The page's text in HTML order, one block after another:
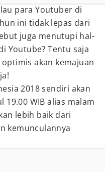
para Youtuber di
ini tidak lepas dari
juga menutupi hal-
Youtube? Tentu saja
akan kemajuan
2018 sendiri akan
WIB alias malam
lebih baik dari
kemunculannya